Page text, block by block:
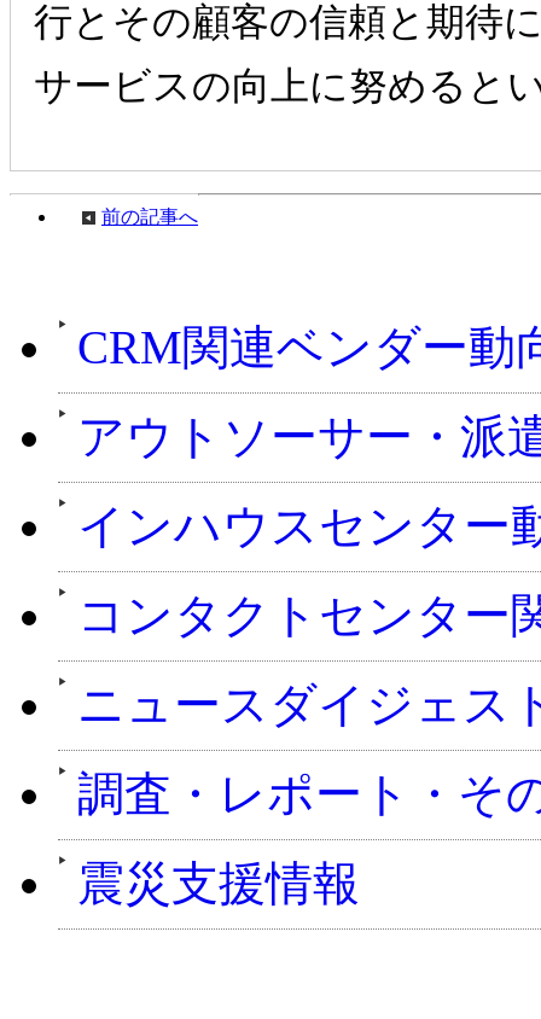
行とその顧客の信頼と期待
サービスの向上に努めると
前の記事へ
CRM関連ベンダー動
アウトソーサー・派
インハウスセンター
コンタクトセンター
ニュースダイジェス
調査・レポート・そ
震災支援情報